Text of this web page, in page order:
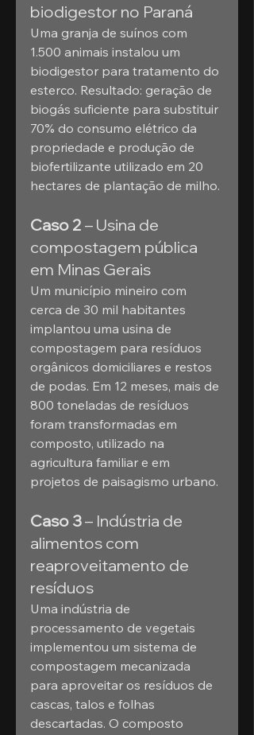
biodigestor no Paraná
Uma granja de suínos com
1.500 animais instalou um
biodigestor para tratamento do
esterco. Resultado: geração de
biogás suficiente para substituir
70% do consumo elétrico da
propriedade e produção de
biofertilizante utilizado em 20
hectares de plantação de milho.
Caso 2 – Usina de
compostagem pública
em Minas Gerais
Um município mineiro com
cerca de 30 mil habitantes
implantou uma usina de
compostagem para resíduos
orgânicos domiciliares e restos
de podas. Em 12 meses, mais de
800 toneladas de resíduos
foram transformadas em
composto, utilizado na
agricultura familiar e em
projetos de paisagismo urbano.
Caso 3 – Indústria de
alimentos com
reaproveitamento de
resíduos
Uma indústria de
processamento de vegetais
implementou um sistema de
compostagem mecanizada
para aproveitar os resíduos de
cascas, talos e folhas
descartadas. O composto